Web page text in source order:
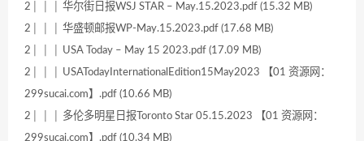
2│ │ │ 华尔街日报WSJ STAR – May.15.2023.pdf (15.32 MB)
2│ │ │ 华盛顿邮报WP-May.15.2023.pdf (17.68 MB)
2│ │ │ USA Today – May 15 2023.pdf (17.09 MB)
2│ │ │ USATodayInternationalEdition15May2023 【01 资源网：
299sucai.com】.pdf (10.66 MB)
2│ │ │ 多伦多明星日报Toronto Star 05.15.2023 【01 资源网：
299sucai.com】.pdf (10.34 MB)